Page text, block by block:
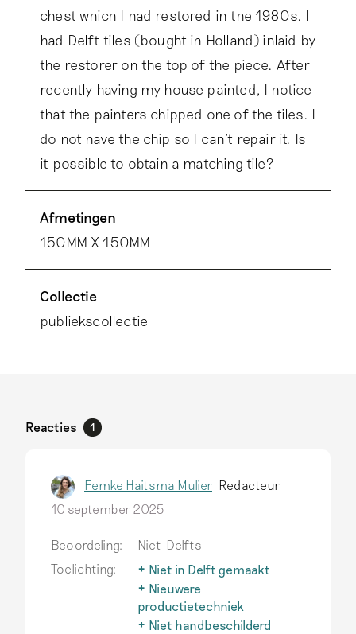
chest which I had restored in the 1980s. I
had Delft tiles (bought in Holland) inlaid by
the restorer on the top of the piece. After
recently having my house painted, I notice
that the painters chipped one of the tiles. I
do not have the chip so I can't repair it. Is
it possible to obtain a matching tile?
Afmetingen
150MM X 150MM
Collectie
publiekscollectie
Reacties 1
Femke Haitsma Mulier Redacteur
10 september 2025
Beoordeling:
Niet-Delfts
Toelichting:
Niet in Delft gemaakt
Delfts aardewerk wordt
alleen zo genoemd als het
echt in Delft is
Nieuwere
productietechniek
Na 1850 ontwikkelen
Niet handbeschilderd